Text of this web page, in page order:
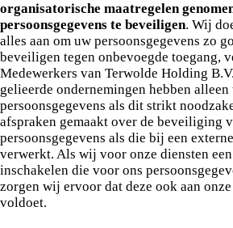
organisatorische maatregelen
persoonsgegevens te beveiligen. Wij
alles aan om uw persoonsgegevens zo
beveiligen tegen onbevoegde toegang,
Medewerkers van Terwolde Holding
gelieerde ondernemingen hebben
persoonsgegevens als dit strikt
afspraken gemaakt over de beveiliging
persoonsgegevens als die bij een
verwerkt. Als wij voor onze diensten
inschakelen die voor ons
zorgen wij ervoor dat deze ook aan
voldoet.